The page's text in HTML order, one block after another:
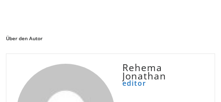
Über den Autor
Rehema
Jonathan
editor